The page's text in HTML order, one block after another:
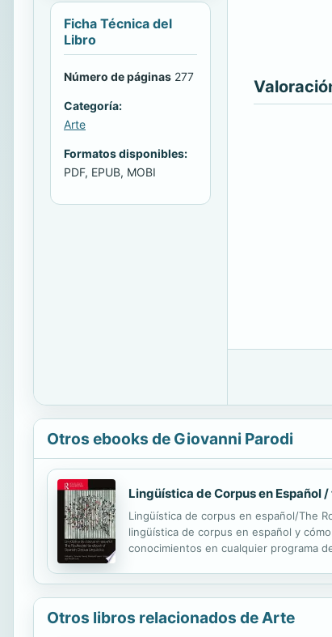
Ficha Técnica del
Libro
Número de páginas 277
Categoría:
Arte
Formatos disponibles:
PDF, EPUB, MOBI
Otros ebooks de Giovanni Parodi
Lingüística de Corpus en Español
Lingüística de corpus en español/The
lingüística de corpus en español y
conocimientos en cualquier programa
Otros libros relacionados de Arte